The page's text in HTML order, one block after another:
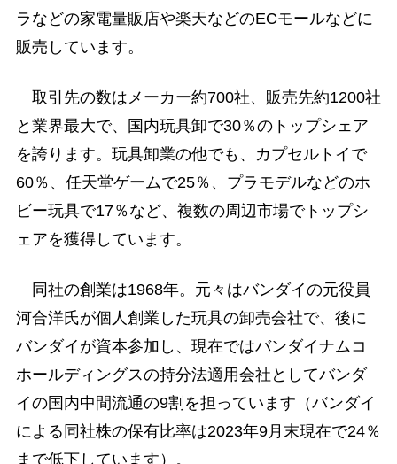
ラなどの家電量販店や楽天などのECモールなどに
販売しています。
取引先の数はメーカー約700社、販売先約1200社
と業界最大で、国内玩具卸で30％のトップシェア
を誇ります。玩具卸業の他でも、カプセルトイで
60％、任天堂ゲームで25％、プラモデルなどのホ
ビー玩具で17％など、複数の周辺市場でトップシ
ェアを獲得しています。
同社の創業は1968年。元々はバンダイの元役員
河合洋氏が個人創業した玩具の卸売会社で、後に
バンダイが資本参加し、現在ではバンダイナムコ
ホールディングスの持分法適用会社としてバンダ
イの国内中間流通の9割を担っています（バンダイ
による同社株の保有比率は2023年9月末現在で24％
まで低下しています）。